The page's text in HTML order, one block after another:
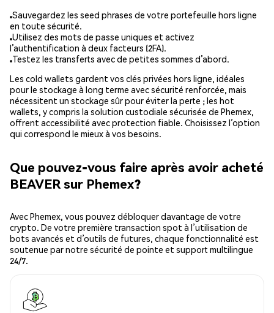
Sauvegardez les seed phrases de votre portefeuille hors ligne
en toute sécurité.
Utilisez des mots de passe uniques et activez
l’authentification à deux facteurs (2FA).
Testez les transferts avec de petites sommes d’abord.
Les cold wallets gardent vos clés privées hors ligne, idéales
pour le stockage à long terme avec sécurité renforcée, mais
nécessitent un stockage sûr pour éviter la perte ; les hot
wallets, y compris la solution custodiale sécurisée de Phemex,
offrent accessibilité avec protection fiable. Choisissez l’option
qui correspond le mieux à vos besoins.
Que pouvez-vous faire après avoir acheté
BEAVER sur Phemex?
Avec Phemex, vous pouvez débloquer davantage de votre
crypto. De votre première transaction spot à l’utilisation de
bots avancés et d’outils de futures, chaque fonctionnalité est
soutenue par notre sécurité de pointe et support multilingue
24/7.